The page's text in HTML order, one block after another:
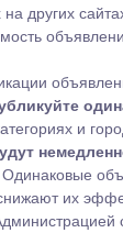
других
и
их